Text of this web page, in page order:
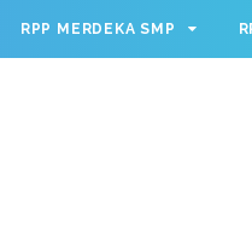
23209888932/
});
RPP MERDEKA SMP